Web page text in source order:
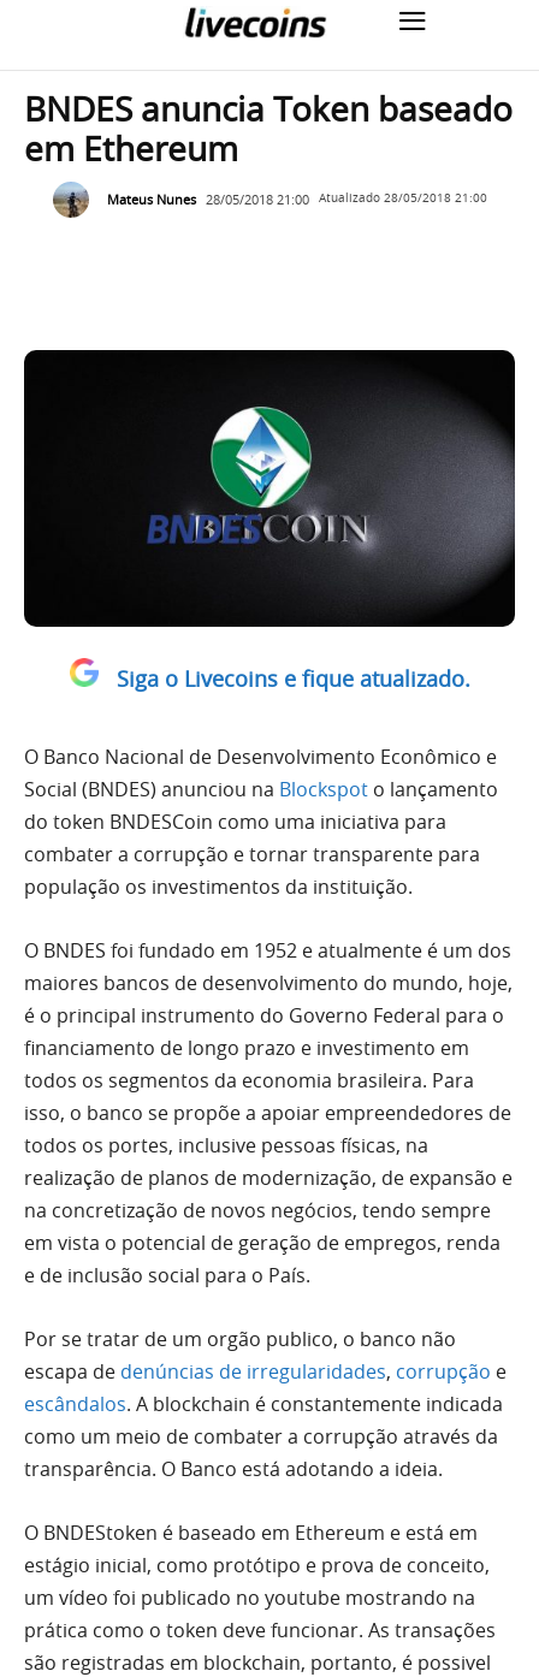
BNDES anuncia Token baseado
em Ethereum
Mateus Nunes 28/05/2018 21:00 Atualizado 28/05/2018 21:00
Siga o Livecoins e fique atualizado.
O Banco Nacional de Desenvolvimento Econômico e
Social (BNDES) anunciou na Blockspot o lançamento
do token BNDESCoin como uma iniciativa para
combater a corrupção e tornar transparente para
população os investimentos da instituição.
O BNDES foi fundado em 1952 e atualmente é um dos
maiores bancos de desenvolvimento do mundo, hoje,
é o principal instrumento do Governo Federal para o
financiamento de longo prazo e investimento em
todos os segmentos da economia brasileira. Para
isso, o banco se propõe a apoiar empreendedores de
todos os portes, inclusive pessoas físicas, na
realização de planos de modernização, de expansão e
na concretização de novos negócios, tendo sempre
em vista o potencial de geração de empregos, renda
e de inclusão social para o País.
Por se tratar de um orgão publico, o banco não
escapa de denúncias de irregularidades, corrupção e
escândalos. A blockchain é constantemente indicada
como um meio de combater a corrupção através da
transparência. O Banco está adotando a ideia.
O BNDEStoken é baseado em Ethereum e está em
estágio inicial, como protótipo e prova de conceito,
um vídeo foi publicado no youtube mostrando na
prática como o token deve funcionar. As transações
são registradas em blockchain, portanto, é possivel